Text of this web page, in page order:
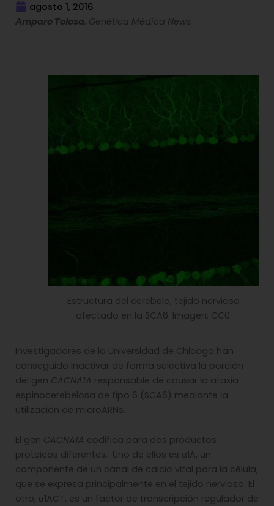
agosto 1, 2016
Amparo Tolosa, Genética Médica News
Estructura del cerebelo, tejido nervioso
afectado en la SCA6. Imagen: CC0.
Investigadores de la Universidad de Chicago han
conseguido inactivar de forma selectiva la porción
del gen CACNA1A responsable de causar la ataxia
espinocerebelosa de tipo 6 (SCA6) mediante la
utilización de microARNs.
El gen CACNA1A codifica para dos productos
proteicos diferentes. Uno de ellos es α1A, un
componente de un canal de calcio vital para la célula,
que se expresa principalmente en el tejido nervioso. El
otro, α1ACT, es un factor de transcripción regulador de